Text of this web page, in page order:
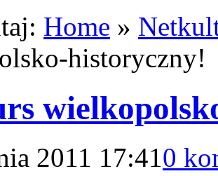
Home »
historyczny!
2011 17:410